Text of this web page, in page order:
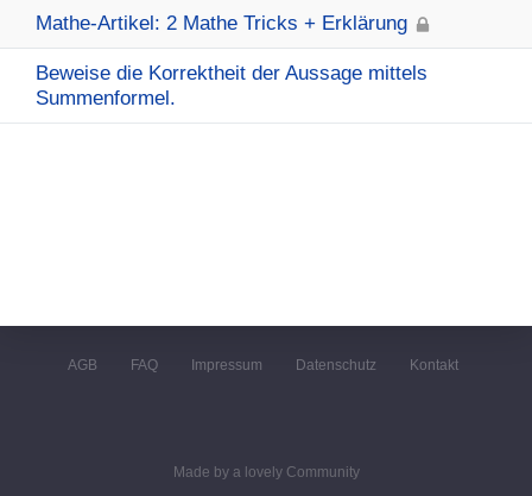
Mathe-Artikel: 2 Mathe Tricks + Erklärung
Beweise die Korrektheit der Aussage mittels
Summenformel.
AGB FAQ Impressum Datenschutz Kontakt
Made by a lovely Community